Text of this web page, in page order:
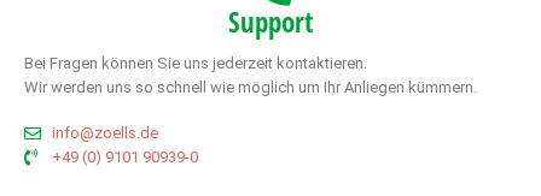
Support
Bei Fragen können Sie uns jederzeit kontaktieren.
Wir werden uns so schnell wie möglich um Ihr Anliegen kümmern.
info@zoells.de
+49 (0) 9101 90939-0